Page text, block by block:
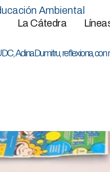
La Cátedra
Ambiental
Adina Dumitru, reflexiona,